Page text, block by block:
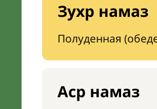
Зухр намаз
Полуденная
Аср намаз